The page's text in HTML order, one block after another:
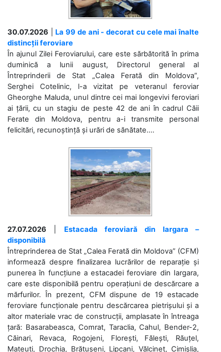
30.07.2026
La 99 de ani - decorat cu cele mai înalte
distincții feroviare
În ajunul Zilei Feroviarului, care este sărbătorită în prima
duminică a lunii august, Directorul general al
Întreprinderii de Stat „Calea Ferată din Moldova”,
Serghei Cotelinic, l-a vizitat pe veteranul feroviar
Gheorghe Maluda, unul dintre cei mai longevivi feroviari
ai țării, cu un stagiu de peste 42 de ani în cadrul Căii
Ferate din Moldova, pentru a-i transmite personal
felicitări, recunoștință și urări de sănătate....
27.07.2026
Estacada feroviară din Iargara –
disponibilă
Întreprinderea de Stat „Calea Ferată din Moldova” (CFM)
informează despre finalizarea lucrărilor de reparație și
punerea în funcțiune a estacadei feroviare din Iargara,
care este disponibilă pentru operațiuni de descărcare a
mărfurilor. În prezent, CFM dispune de 19 estacade
feroviare funcționale pentru descărcarea pietrișului și a
altor materiale vrac de construcții, amplasate în întreaga
țară: Basarabeasca, Comrat, Taraclia, Cahul, Bender-2,
Căinari, Revaca, Rogojeni, Florești, Fălești, Răuțel,
Mateuți, Drochia, Brătușeni, Lipcani, Vălcineț, Cimișlia,